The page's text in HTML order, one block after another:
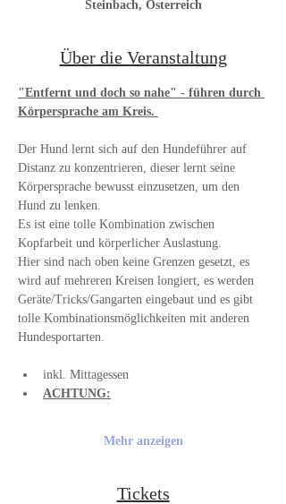
Steinbach, Österreich
Über die Veranstaltung
"Entfernt und doch so nahe" - führen durch
Körpersprache am Kreis.
Der Hund lernt sich auf den Hundeführer auf
Distanz zu konzentrieren, dieser lernt seine
Körpersprache bewusst einzusetzen, um den
Hund zu lenken.
Es ist eine tolle Kombination zwischen
Kopfarbeit und körperlicher Auslastung.
Hier sind nach oben keine Grenzen gesetzt, es
wird auf mehreren Kreisen longiert, es werden
Geräte/Tricks/Gangarten eingebaut und es gibt
tolle Kombinationsmöglichkeiten mit anderen
Hundesportarten.
inkl. Mittagessen
ACHTUNG:
Mehr anzeigen
Tickets